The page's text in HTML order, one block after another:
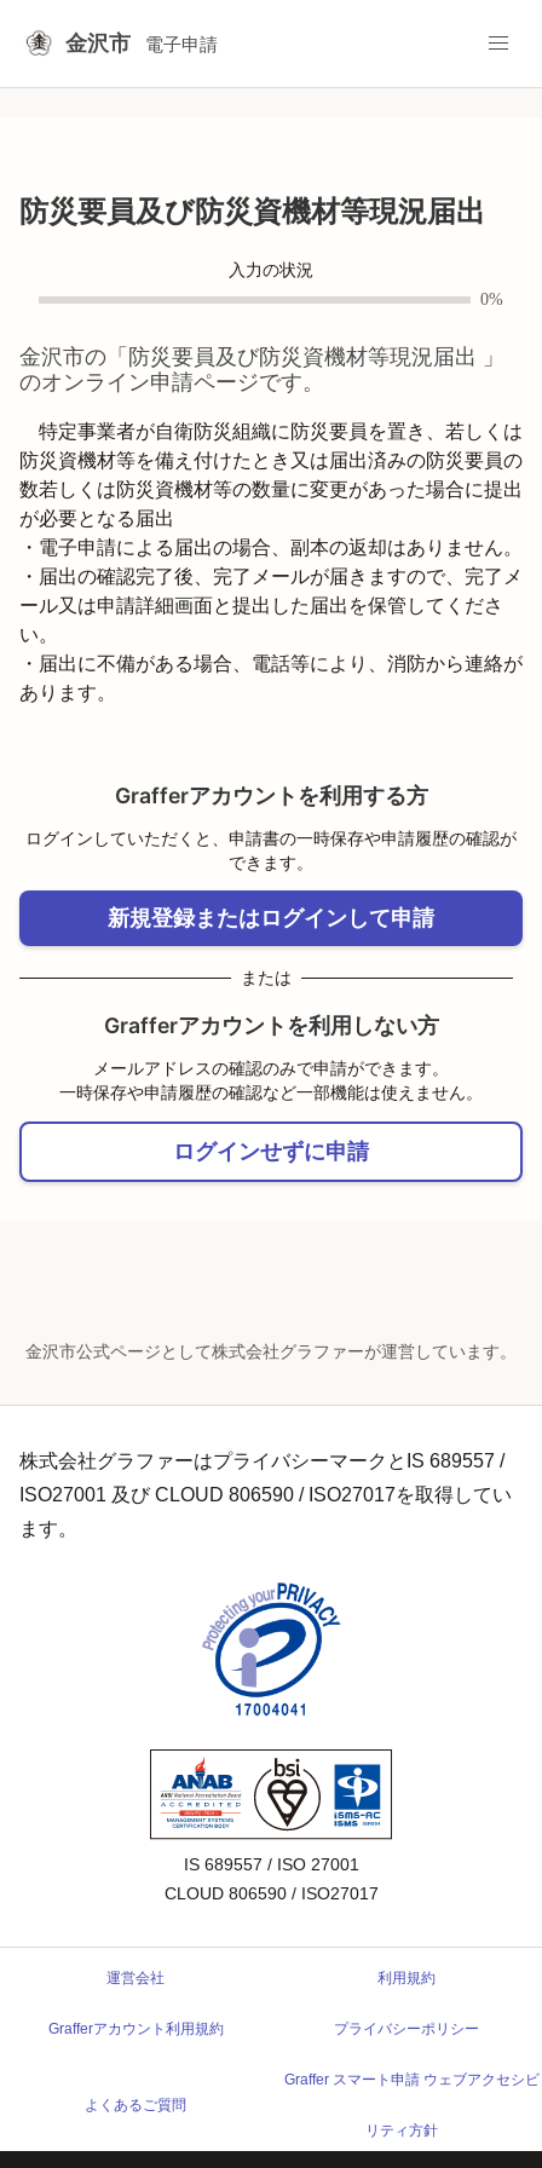
金沢市 電子申請
防災要員及び防災資機材等現況届出
入力の状況
0%
金沢市の「 防災要員及び防災資機材等現況届出
」
のオンライン申請ページです。
特定事業者が自衛防災組織に防災要員を置き、若しくは
防災資機材等を備え付けたとき又は届出済みの防災要員の
数若しくは防災資機材等の数量に変更があった場合に提出
が必要となる届出
・電子申請による届出の場合、副本の返却はありません。
・届出の確認完了後、完了メールが届きますので、完了メ
ール又は申請詳細画面と提出した届出を保管してくださ
い。
・届出に不備がある場合、電話等により、消防から連絡が
あります。
Grafferアカウントを利用する方
ログインしていただくと、申請書の一時保存や申請履歴の確認が
できます。
新規登録またはログインして申請
または
Grafferアカウントを利用しない方
メールアドレスの確認のみで申請ができます。
一時保存や申請履歴の確認など一部機能は使えません。
ログインせずに申請
金沢市公式ページとして株式会社グラファーが運営しています。
株式会社グラファーはプライバシーマークとIS 689557 /
ISO27001 及び CLOUD 806590 / ISO27017を取得してい
ます。
IS 689557 / ISO 27001
CLOUD 806590 / ISO27017
運営会社 利用規約
Grafferアカウント利用規約 プライバシーポリシー
よくあるご質問
Graffer スマート申請 ウェブアクセシビ
リティ方針